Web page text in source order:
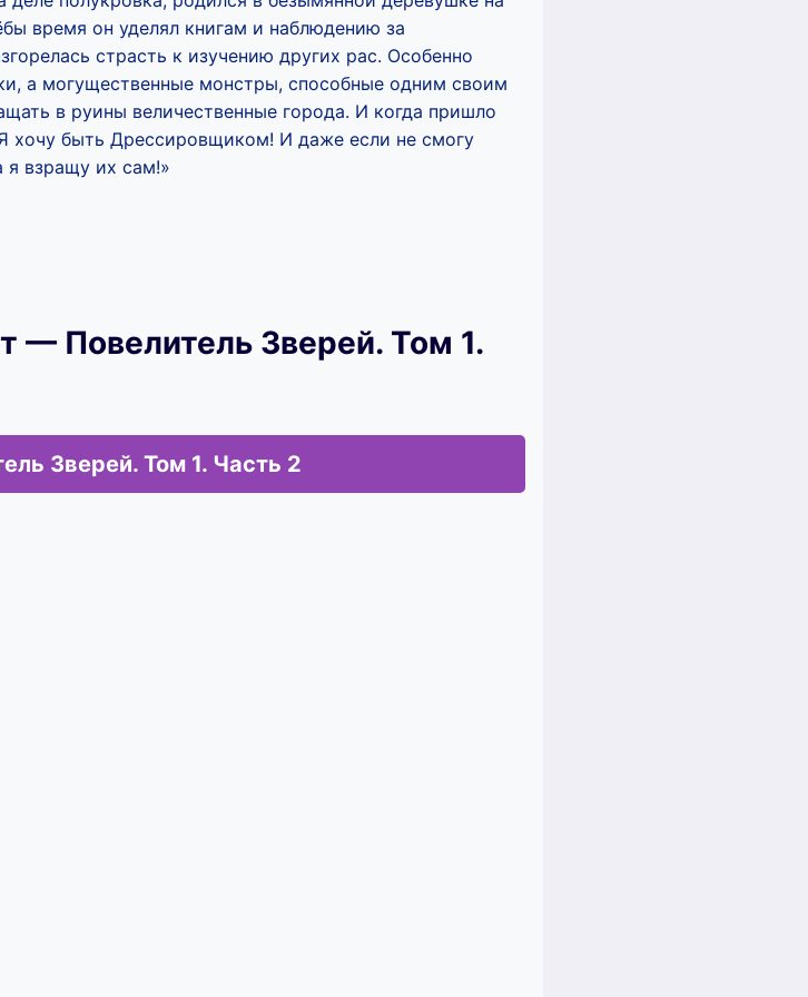
время он уделял книгам и наблюдению за
страсть к изучению других рас. Особенно
а могущественные монстры, способные одним своим
в руины величественные города. И когда пришло
хочу быть Дрессировщиком! И даже если не смогу
я взращу их сам!»
— Повелитель Зверей. Том 1.
Зверей. Том 1. Часть 2